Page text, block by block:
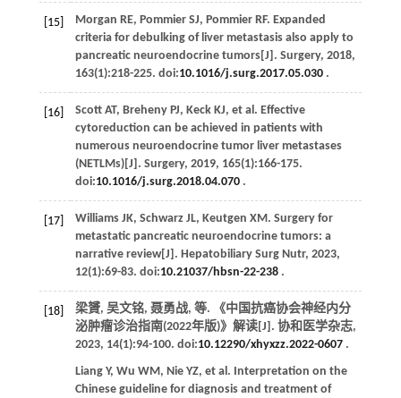
[15] Morgan RE, Pommier SJ, Pommier RF. Expanded
criteria for debulking of liver metastasis also apply to
pancreatic neuroendocrine tumors[J]. Surgery, 2018,
163(1):218-225. doi:10.1016/j.surg.2017.05.030.
[16] Scott AT, Breheny PJ, Keck KJ, et al. Effective
cytoreduction can be achieved in patients with
numerous neuroendocrine tumor liver metastases
(NETLMs)[J]. Surgery, 2019, 165(1):166-175.
doi:10.1016/j.surg.2018.04.070.
[17] Williams JK, Schwarz JL, Keutgen XM. Surgery for
metastatic pancreatic neuroendocrine tumors: a
narrative review[J]. Hepatobiliary Surg Nutr, 2023,
12(1):69-83. doi:10.21037/hbsn-22-238.
[18] 梁贇, 吴文铭, 聂勇战, 等. 《中国抗癌协会神经内分
泌肿瘤诊治指南(2022年版)》解读[J]. 协和医学杂志,
2023, 14(1):94-100. doi:10.12290/xhyxzz.2022-0607.
Liang Y, Wu WM, Nie YZ, et al. Interpretation on the
Chinese guideline for diagnosis and treatment of